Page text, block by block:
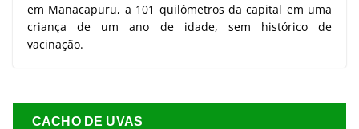
em Manacapuru, a 101 quilômetros da capital em uma
criança de um ano de idade, sem histórico de
vacinação.
CACHO DE UVAS